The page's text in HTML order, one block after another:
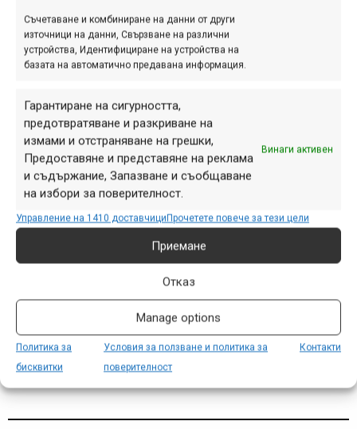
Съчетаване и комбиниране на данни от други
източници на данни, Свързване на различни
устройства, Идентифициране на устройства на
базата на автоматично предавана информация.
Гарантиране на сигурността,
предотвратяване и разкриване на
измами и отстраняване на грешки,
Предоставяне и представяне на реклама
и съдържание, Запазване и съобщаване
на избори за поверителност.
Винаги активен
Управление на 1410 доставчициПрочетете повече за тези цели
Приемане
Отказ
Manage options
Политика за
бисквитки
Условия за ползване и политика за
поверителност
Контакти
Още няколко километра чудна пътека и сме в рибарника
на Нежилово. А там – пивка македонска ракия,
пъстърва на скара, жива музика, шумът на чистата
карстова река. Доволни и сити сме вече по леглата.